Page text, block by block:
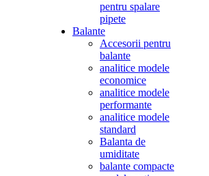
pentru spalare
pipete
Balante
Accesorii pentru
balante
analitice modele
economice
analitice modele
performante
analitice modele
standard
Balanta de
umiditate
balante compacte